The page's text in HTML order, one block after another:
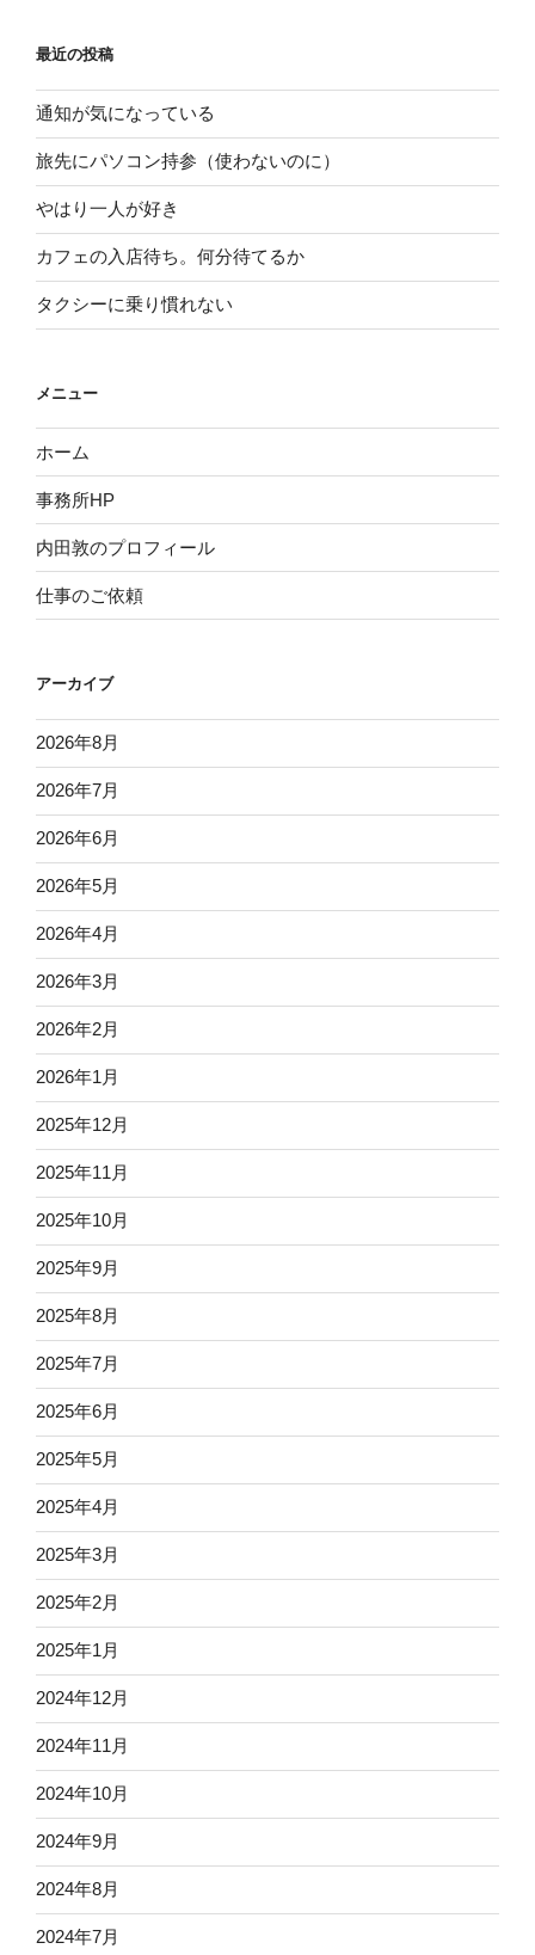
最近の投稿
通知が気になっている
旅先にパソコン持参（使わないのに）
やはり一人が好き
カフェの入店待ち。何分待てるか
タクシーに乗り慣れない
メニュー
ホーム
事務所HP
内田敦のプロフィール
仕事のご依頼
アーカイブ
2026年8月
2026年7月
2026年6月
2026年5月
2026年4月
2026年3月
2026年2月
2026年1月
2025年12月
2025年11月
2025年10月
2025年9月
2025年8月
2025年7月
2025年6月
2025年5月
2025年4月
2025年3月
2025年2月
2025年1月
2024年12月
2024年11月
2024年10月
2024年9月
2024年8月
2024年7月